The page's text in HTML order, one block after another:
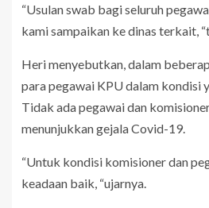
“Usulan swab bagi seluruh
kami sampaikan ke dinas terkait,
Heri menyebutkan, dalam
para pegawai KPU dalam kondisi
Tidak ada pegawai dan
menunjukkan gejala Covid-19.
“Untuk kondisi komisioner dan
keadaan baik, “ujarnya.